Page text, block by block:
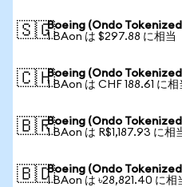
🇸🇬Boeing (Ondo
1 BAon は $297.88 に相当
🇨🇭Boeing (Ondo
1 BAon は CHF 188.61 に相
🇧🇷Boeing (Ondo
1 BAon は R$1,187.93 に相
🇧🇩Boeing (Ondo
1 BAon は ৳28,821.40 に相